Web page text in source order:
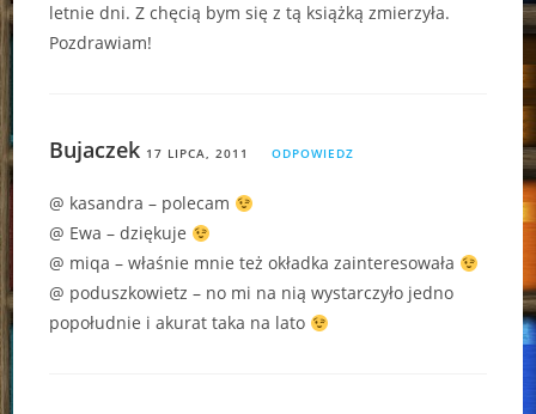
letnie dni. Z chęcią bym się z tą książką zmierzyła.
Pozdrawiam!
Bujaczek 17 LIPCA, 2011 ODPOWIEDZ
@ kasandra – polecam
@ Ewa – dziękuje
@ miqa – właśnie mnie też okładka zainteresowała
@ poduszkowietz – no mi na nią wystarczyło jedno
popołudnie i akurat taka na lato